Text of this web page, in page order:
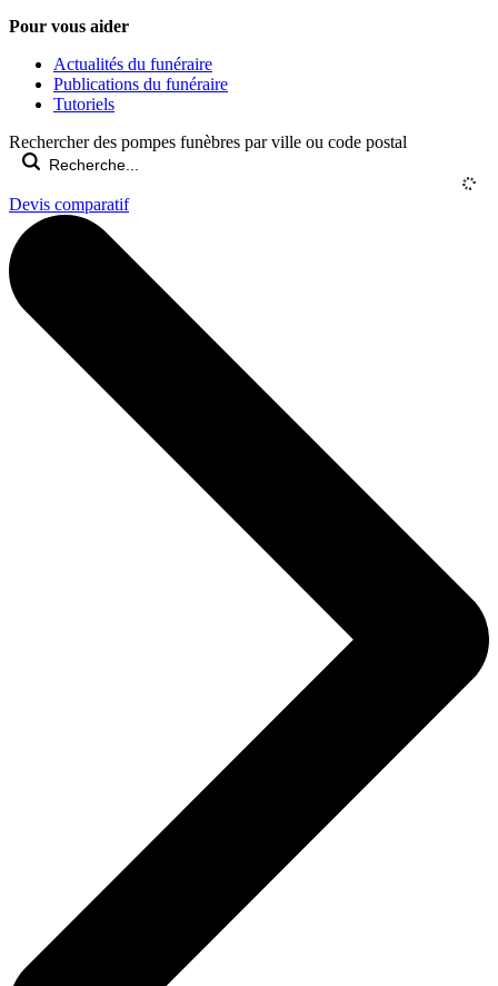
Pour vous aider
Actualités du funéraire
Publications du funéraire
Tutoriels
Rechercher des pompes funèbres par ville ou code postal
Devis comparatif